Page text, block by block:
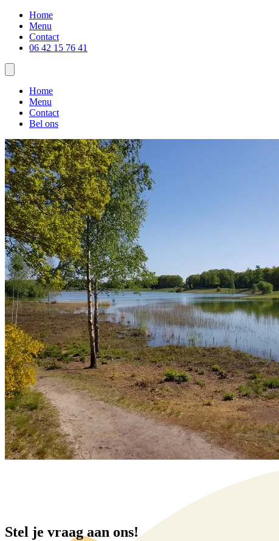
Home
Menu
Contact
06 42 15 76 41
Home
Menu
Contact
Bel ons
Stel je vraag aan ons!